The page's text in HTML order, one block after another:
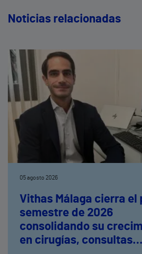
Noticias relacionadas
05 agosto 2026
Vithas Málaga cierra el
semestre de 2026
consolidando su
en cirugías, consultas